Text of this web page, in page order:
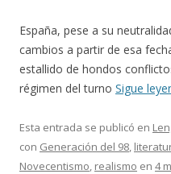
España, pese a su
cambios a partir de esa
estallido de hondos
régimen del turno Sigue
Esta entrada se publicó en
con Generación del 98,
Novecentismo, realismo en 4